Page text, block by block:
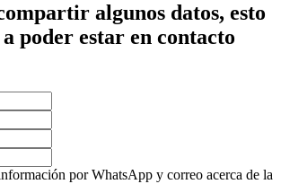
algunos datos, esto
poder estar en contacto
por WhatsApp y correo acerca de la